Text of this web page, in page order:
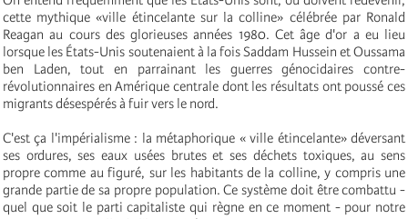
cette mythique «ville étincelante sur la colline» célébrée par Ronald
Reagan au cours des glorieuses années 1980. Cet âge d'or a eu lieu
lorsque les États-Unis soutenaient à la fois Saddam Hussein et Oussama
ben Laden, tout en parrainant les guerres génocidaires contre-
révolutionnaires en Amérique centrale dont les résultats ont poussé ces
migrants désespérés à fuir vers le nord.
C'est ça l'impérialisme : la métaphorique « ville étincelante» déversant
ses ordures, ses eaux usées brutes et ses déchets toxiques, au sens
propre comme au figuré, sur les habitants de la colline, y compris une
grande partie de sa propre population. Ce système doit être combattu -
quel que soit le parti capitaliste qui règne en ce moment - pour notre